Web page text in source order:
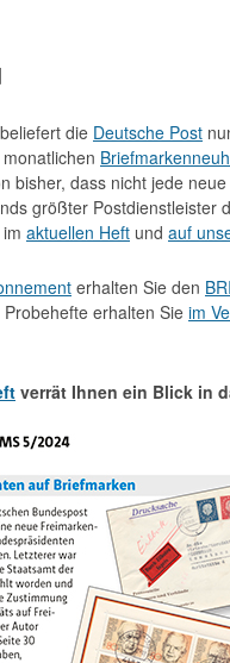
die Deutsche Post
bisher, dass nicht jede
größter Postdienstleister
aktuellen Heft und auf
erhalten Sie den
erhalten Sie im
verrät Ihnen ein Blick in